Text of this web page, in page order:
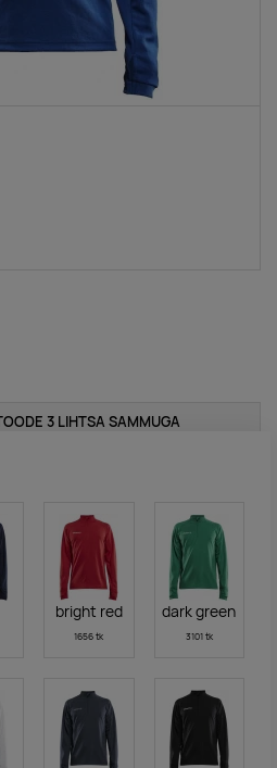
3 LIHTSA SAMMUGA
bright red
1656 tk
dark green
3101 tk